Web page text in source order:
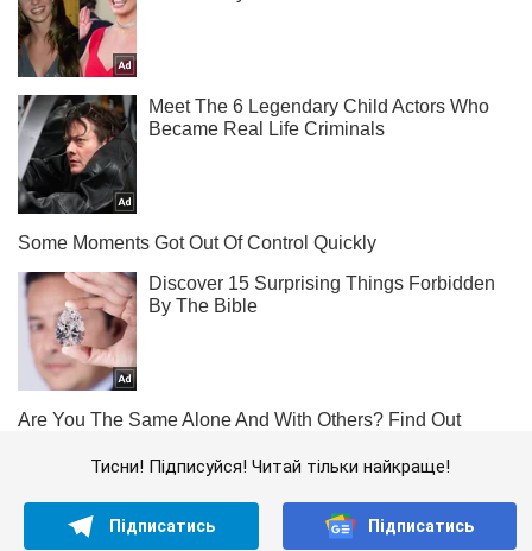
Тисни! Підписуйся! Читай тільки найкраще!
Підписатись Підписатись